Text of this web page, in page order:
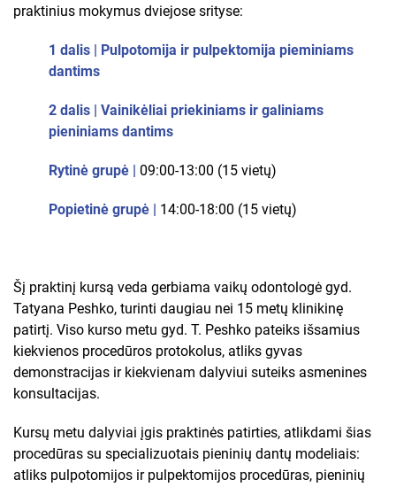
praktinius mokymus dviejose srityse:
1 dalis | Pulpotomija ir pulpektomija pieminiams
dantims
2 dalis | Vainikėliai priekiniams ir galiniams
pieniniams dantims
Rytinė grupė | 09:00-13:00 (15 vietų)
Popietinė grupė | 14:00-18:00 (15 vietų)
Šį praktinį kursą veda gerbiama vaikų odontologė gyd.
Tatyana Peshko, turinti daugiau nei 15 metų klinikinę
patirtį. Viso kurso metu gyd. T. Peshko pateiks išsamius
kiekvienos procedūros protokolus, atliks gyvas
demonstracijas ir kiekvienam dalyviui suteiks asmenines
konsultacijas.
Kursų metu dalyviai įgis praktinės patirties, atlikdami šias
procedūras su specializuotais pieninių dantų modeliais:
atliks pulpotomijos ir pulpektomijos procedūras, pieninių